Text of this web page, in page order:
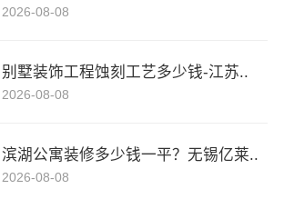
2026-08-08
别墅装饰工程蚀刻工艺多少钱-江苏..
2026-08-08
滨湖公寓装修多少钱一平？无锡亿莱..
2026-08-08